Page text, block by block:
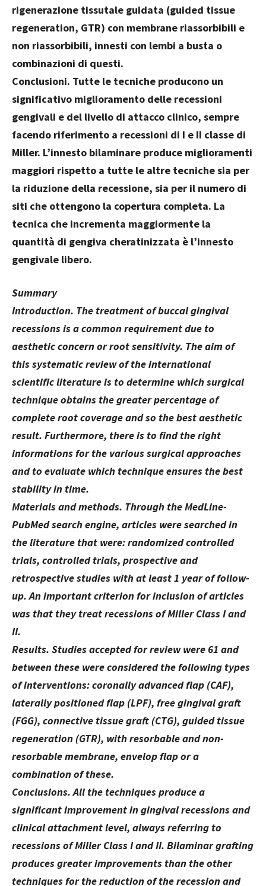
rigenerazione tissutale guidata (guided tissue
regeneration, GTR) con membrane riassorbibili e
non riassorbibili, innesti con lembi a busta o
combinazioni di questi.
Conclusioni. Tutte le tecniche producono un
significativo miglioramento delle recessioni
gengivali e del livello di attacco clinico, sempre
facendo riferimento a recessioni di I e II classe di
Miller. L’innesto bilaminare produce miglioramenti
maggiori rispetto a tutte le altre tecniche sia per
la riduzione della recessione, sia per il numero di
siti che ottengono la copertura completa. La
tecnica che incrementa maggiormente la
quantità di gengiva cheratinizzata è l’innesto
gengivale libero.
Summary
Introduction. The treatment of buccal gingival
recessions is a common requirement due to
aesthetic concern or root sensitivity. The aim of
this systematic review of the international
scientific literature is to determine which surgical
technique obtains the greater percentage of
complete root coverage and so the best aesthetic
result. Furthermore, there is to find the right
informations for the various surgical approaches
and to evaluate which technique ensures the best
stability in time.
Materials and methods. Through the MedLine-
PubMed search engine, articles were searched in
the literature that were: randomized controlled
trials, controlled trials, prospective and
retrospective studies with at least 1 year of follow-
up. An important criterion for inclusion of articles
was that they treat recessions of Miller Class I and
II.
Results. Studies accepted for review were 61 and
between these were considered the following types
of interventions: coronally advanced flap (CAF),
laterally positioned flap (LPF), free gingival graft
(FGG), connective tissue graft (CTG), guided tissue
regeneration (GTR), with resorbable and non-
resorbable membrane, envelop flap or a
combination of these.
Conclusions. All the techniques produce a
significant improvement in gingival recessions and
clinical attachment level, always referring to
recessions of Miller Class I and II. Bilaminar grafting
produces greater improvements than the other
techniques for the reduction of the recession and